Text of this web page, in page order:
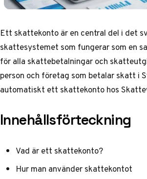
Ett skattekonto är en central del i det
skattesystemet som fungerar som en
för alla skattebetalningar och
person och företag som betalar skatt i
automatiskt ett skattekonto hos
Innehållsförteckning
Vad är ett skattekonto?
Hur man använder skattekontot